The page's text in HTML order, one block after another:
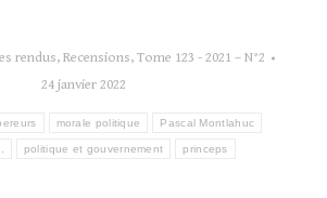
rendus, Recensions, Tome 123 - 2021 – N°2
24 janvier 2022
morale politique Pascal Montlahuc
politique et gouvernement princeps